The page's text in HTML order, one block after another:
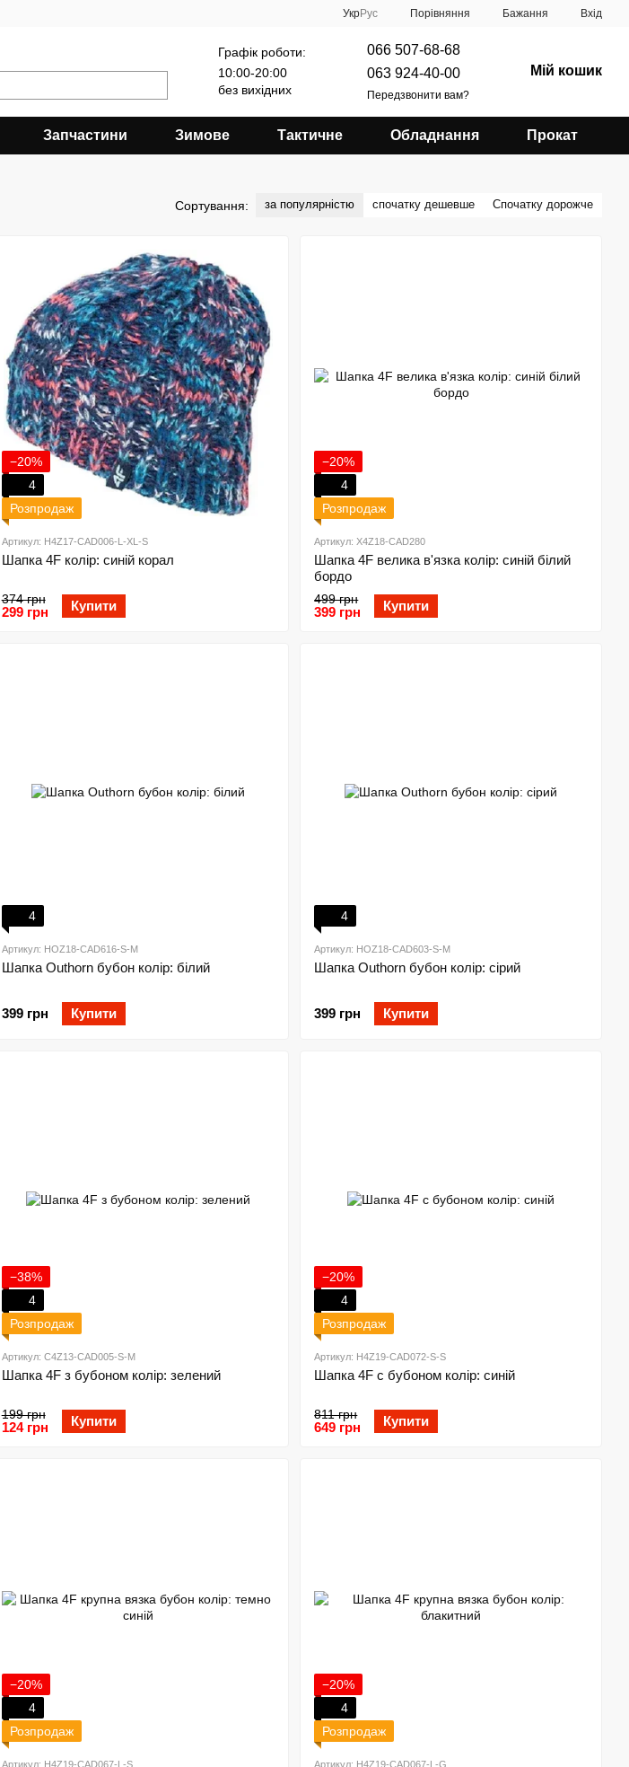
УкрРус Порівняння Бажання Вхід
Графік роботи:
10:00-20:00
без вихідних
066 507-68-68
063 924-40-00
Передзвонити вам?
Мій кошик
Запчастини Зимове Тактичне Обладнання Прокат
Сортування: за популярністю спочатку дешевше Спочатку дорожче
−20%
4
Розпродаж
Артикул: H4Z17-CAD006-L-XL-S
Шапка 4F колір: синій корал
374 грн
299 грн Купити
−20%
4
Розпродаж
Артикул: X4Z18-CAD280
Шапка 4F велика в'язка колір: синій білий
бордо
499 грн
399 грн Купити
4
Артикул: HOZ18-CAD616-S-M
Шапка Outhorn бубон колір: білий
399 грн Купити
4
Артикул: HOZ18-CAD603-S-M
Шапка Outhorn бубон колір: сірий
399 грн Купити
−38%
4
Розпродаж
Артикул: C4Z13-CAD005-S-M
Шапка 4F з бубоном колір: зелений
199 грн
124 грн Купити
−20%
4
Розпродаж
Артикул: H4Z19-CAD072-S-S
Шапка 4F с бубоном колір: синій
811 грн
649 грн Купити
−20%
4
Розпродаж
Артикул: H4Z19-CAD067-L-S
−20%
4
Розпродаж
Артикул: H4Z19-CAD067-L-G